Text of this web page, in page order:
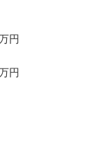
円
円